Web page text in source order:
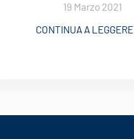
19 Marzo 2021
CONTINUA A LEGGERE